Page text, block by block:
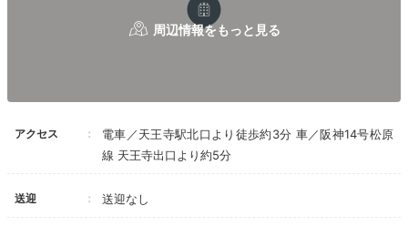
アクセス
電車／天王寺駅北口より徒歩約3分 車／阪神14号松原
線 天王寺出口より約5分
送迎 送迎なし